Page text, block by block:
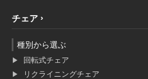
チェア
種別から選ぶ
回転式チェア
リクライニングチェア